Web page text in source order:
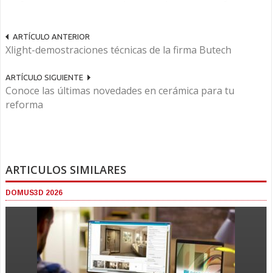
ARTÍCULO ANTERIOR
Xlight-demostraciones técnicas de la firma Butech
ARTÍCULO SIGUIENTE
Conoce las últimas novedades en cerámica para tu
reforma
ARTICULOS SIMILARES
DOMUS3D 2026